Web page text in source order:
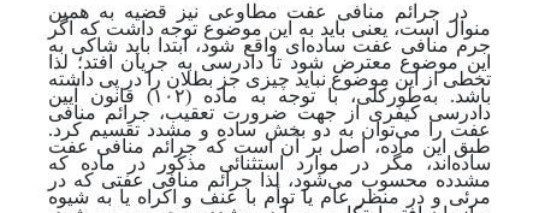
در جرائم منافی عفت مطاوعی نیز قضیه به همین
منوال است، یعنی باید به این موضوع توجه داشت که اگر
جرم منافی عفت ساده‌ای واقع شود، ابتدا باید شاکی به
این موضوع معترض شود تا دادرسی به جریان افتد؛ لذا
تخطی از این موضوع نباید چیزی جز بطلان را در پی داشته
باشد. به‌طورکلی، با توجه ‌به ماده (۱۰۲) قانون آیین
دادرسی کیفری از جهت ضرورت تعقیب، جرائم منافی
عفت را می‌توان به دو بخش ساده و مشدد تقسیم کرد.
طبق این ماده، اصل بر آن است که جرائم منافی عفت
ساده‌اند، مگر در موارد استثنائی مذکور در ماده که
مشدده محسوب می‌شود، لذا جرائم منافی عفتی که در
مرئی و در منظر عام یا توأم با عنف و اکراه یا به شیوه